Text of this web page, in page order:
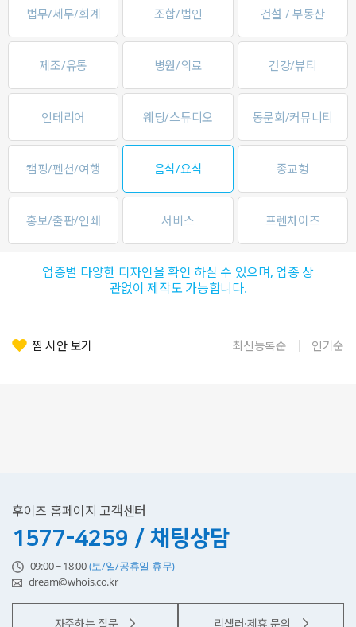
법무/세무/회계 조합/법인 건설 / 부동산
제조/유통 병원/의료 건강/뷰티
인테리어 웨딩/스튜디오 동문회/커뮤니티
캠핑/펜션/여행 음식/요식 종교형
홍보/출판/인쇄 서비스 프렌차이즈
업종별 다양한 디자인을 확인 하실 수 있으며, 업종 상
관없이 제작도 가능합니다.
찜 시안 보기 최신등록순 인기순
후이즈 홈페이지 고객센터
1577-4259 / 채팅상담
09:00 ~ 18:00(토/일/공휴일 휴무)
dream@whois.co.kr
자주하는 질문 리셀러·제휴 문의